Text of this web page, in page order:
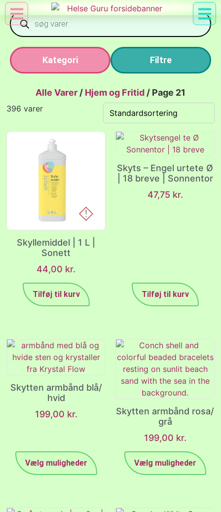
Kategori Filtre
Alle Varer/ Hjem og Fritid/ Page 21
396 varer
Skyllemiddel | 1 L |
Sonett
44,00 kr.
Tilføj til kurv
Skyts – Engel urtete Ø
| 18 breve | Sonnentor
47,75 kr.
Tilføj til kurv
Skytten armbånd blå/
hvid
199,00 kr.
Vælg muligheder
Skytten armbånd rosa/
grå
199,00 kr.
Vælg muligheder